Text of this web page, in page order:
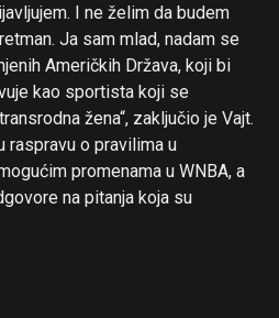
I ne želim da budem
Ja sam mlad, nadam se
Američkih Država, koji bi
kao sportista koji se
žena“, zaključio je Vajt.
raspravu o pravilima u
promenama u WNBA, a
na pitanja koja su